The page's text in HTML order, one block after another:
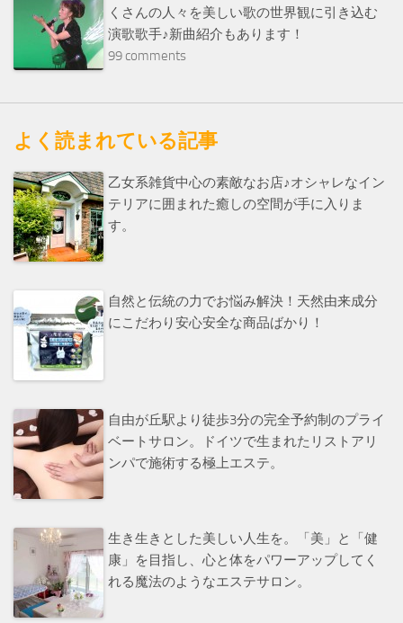
くさんの人々を美しい歌の世界観に引き込む
演歌歌手♪新曲紹介もあります！
99 comments
よく読まれている記事
乙女系雑貨中心の素敵なお店♪オシャレなイン
テリアに囲まれた癒しの空間が手に入りま
す。
自然と伝統の力でお悩み解決！天然由来成分
にこだわり安心安全な商品ばかり！
自由が丘駅より徒歩3分の完全予約制のプライ
ベートサロン。ドイツで生まれたリストアリ
ンパで施術する極上エステ。
生き生きとした美しい人生を。「美」と「健
康」を目指し、心と体をパワーアップしてく
れる魔法のようなエステサロン。